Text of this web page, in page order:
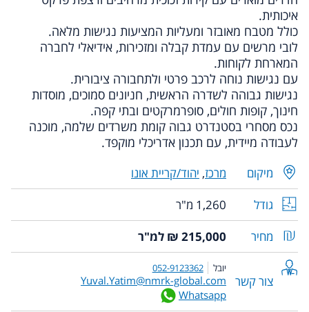
איכותית.
כולל מטבח מאובזר ומעליות המציעות נגישות מלאה.
לובי מרשים עם עמדת קבלה ומזכירות, אידיאלי לחברה
המארחת לקוחות.
עם נגישות נוחה לרכב פרטי ולתחבורה ציבורית.
נגישות גבוהה לשדרה הראשית, חניונים סמוכים, מוסדות
חינוך, קופות חולים, סופרמרקטים ובתי קפה.
נכס מסחרי בסטנדרט גבוה קומת משרדים שלמה, מוכנה
לעבודה מיידית, עם תכנון אדריכלי מוקפד.
מיקום מרכז, יהוד/קריית אונו
גודל
1,260 מ"ר
מחיר
215,000 ₪ למ"ר
צור קשר
יובל 052-9123362
Yuval.Yatim@nmrk-global.com
Whatsapp